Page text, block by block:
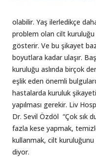
olabilir. Yaş ilerledikçe
problem olan cilt kuruluğu
gösterir. Ve bu şikayet
boyutlara kadar ulaşır.
kuruluğu aslında birçok
eşlik eden önemli
hastalarda kuruluk
yapılması gerekir. Liv
Dr. Sevil Özdöl “Çok sık
fazla kese yapmak,
kullanmak, cilt
diyor.